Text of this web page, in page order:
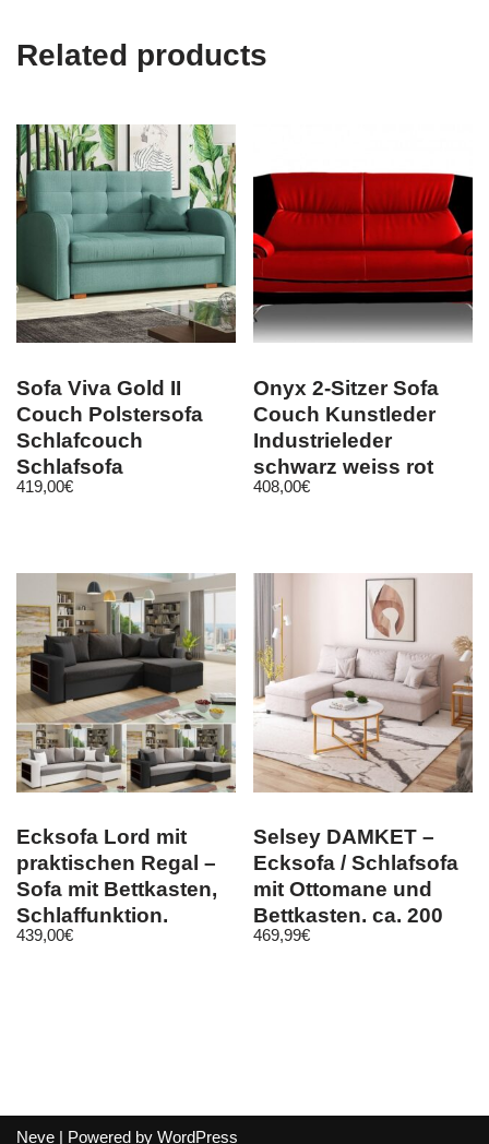
Related products
Sofa Viva Gold II
Couch Polstersofa
Schlafcouch
Schlafsofa
Bettkasten
419,00€
Onyx 2-Sitzer Sofa
Couch Kunstleder
Industrieleder
schwarz weiss rot
emoebel24
408,00€
Ecksofa Lord mit
praktischen Regal –
Sofa mit Bettkasten,
Schlaffunktion,
Schlafsofa
439,00€
Selsey DAMKET –
Ecksofa / Schlafsofa
mit Ottomane und
Bettkasten, ca. 200
cm
469,99€
Neve | Powered by WordPress